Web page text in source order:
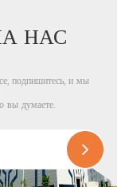
НАС
подпишитесь, и мы
вы думаете.